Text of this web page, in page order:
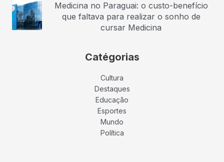
Medicina no Paraguai: o custo-benefício
que faltava para realizar o sonho de
cursar Medicina
Catégorias
Cultura
Destaques
Educação
Esportes
Mundo
Política